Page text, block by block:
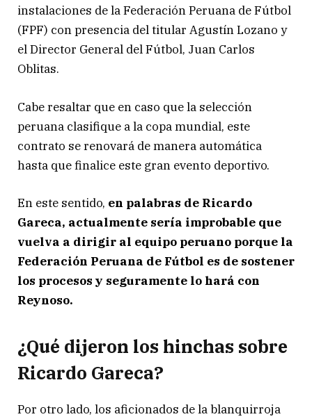
instalaciones de la Federación Peruana de Fútbol
(FPF) con presencia del titular Agustín Lozano y
el Director General del Fútbol, Juan Carlos
Oblitas.
Cabe resaltar que en caso que la selección
peruana clasifique a la copa mundial, este
contrato se renovará de manera automática
hasta que finalice este gran evento deportivo.
En este sentido, en palabras de Ricardo
Gareca, actualmente sería improbable que
vuelva a dirigir al equipo peruano porque la
Federación Peruana de Fútbol es de sostener
los procesos y seguramente lo hará con
Reynoso.
¿Qué dijeron los hinchas sobre
Ricardo Gareca?
Por otro lado, los aficionados de la blanquirroja